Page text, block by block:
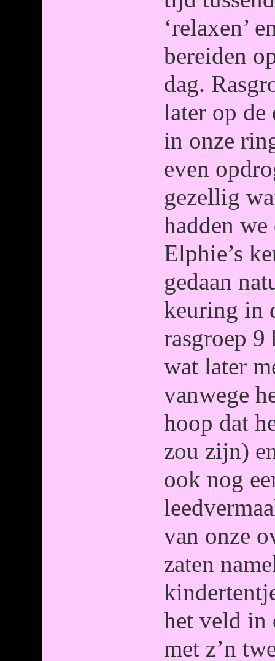
‘relaxen’
bereiden
dag.
later op de
in onze
even
gezellig
hadden
Elphie’s
gedaan
keuring in
rasgroep
wat later
vanwege
hoop dat
zou zijn)
ook nog
van onze
zaten
het veld in
met z’n